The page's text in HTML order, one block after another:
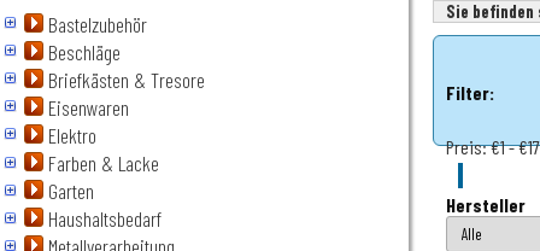
Bastelzubehör
Beschläge
Briefkästen & Tresore
Eisenwaren
Elektro
Farben & Lacke
Garten
Haushaltsbedarf
Sie
Filter:
Preis:€1 -
Hersteller